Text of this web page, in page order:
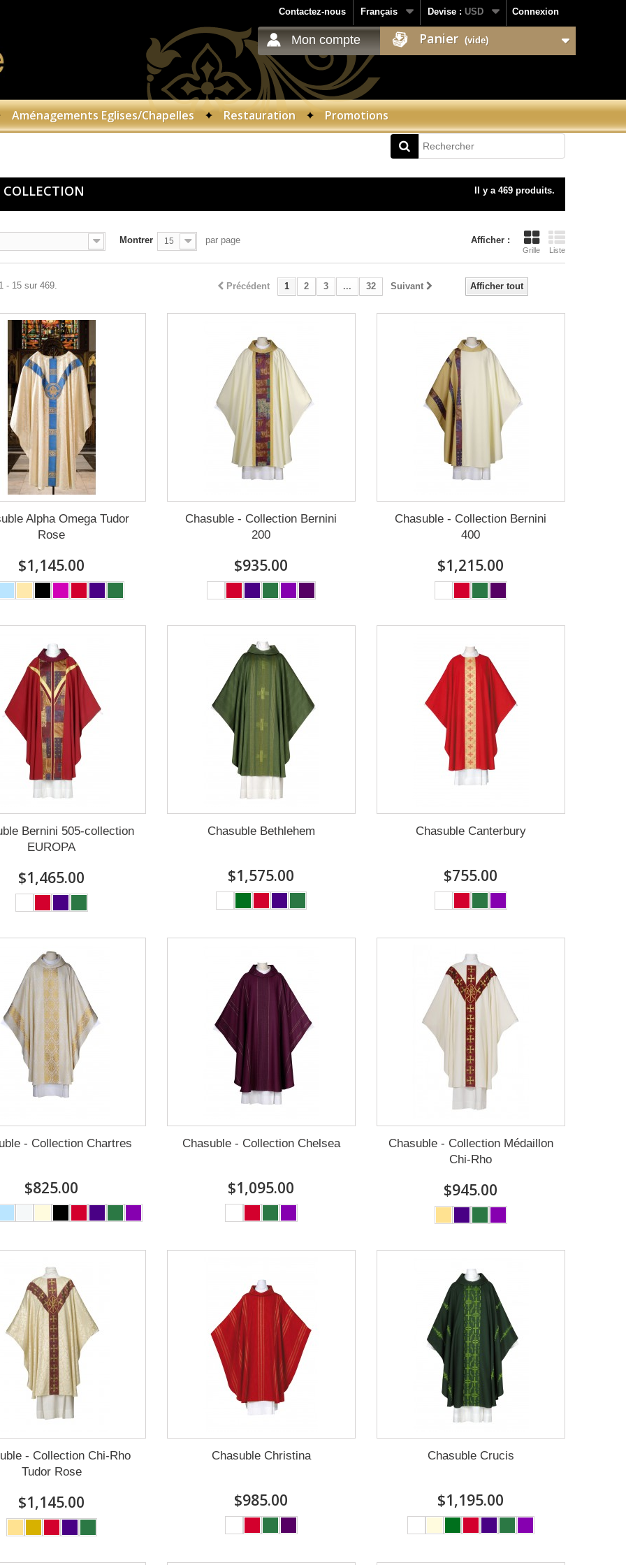
Connexion
Devise : USD
Français
Contactez-nous
Panier (vide)
Mon compte
Aménagements Eglises/Chapelles Restauration Promotions
COLLECTION Il y a 469 produits.
Afficher :
Grille Liste
Montrer 15 par page
Afficher tout
Précédent 1 2 3 ... 32 Suivant
- 15 sur 469.
Alpha Omega Tudor
Rose
$1,145.00
Chasuble - Collection Bernini
200
$935.00
Chasuble - Collection Bernini
400
$1,215.00
Bernini 505-collection
EUROPA
$1,465.00
Chasuble Bethlehem
$1,575.00
Chasuble Canterbury
$755.00
- Collection Chartres
$825.00
Chasuble - Collection Chelsea
$1,095.00
Chasuble - Collection Médaillon
Chi-Rho
$945.00
- Collection Chi-Rho
Tudor Rose
$1,145.00
Chasuble Christina
$985.00
Chasuble Crucis
$1,195.00